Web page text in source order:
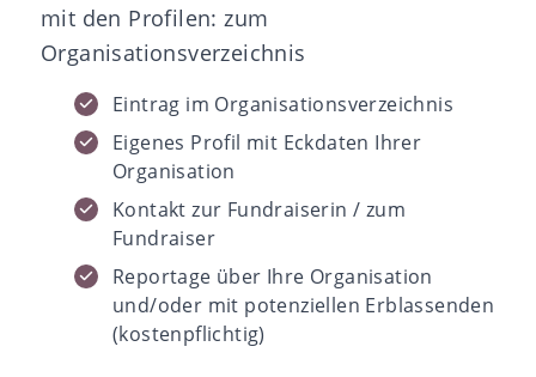
mit den Profilen:zum
Organisationsverzeichnis
Eintrag im Organisationsverzeichnis
Eigenes Profil mit Eckdaten Ihrer
Organisation
Kontakt zur Fundraiserin / zum
Fundraiser
Reportage über Ihre Organisation
und/oder mit potenziellen Erblassenden
(kostenpflichtig)